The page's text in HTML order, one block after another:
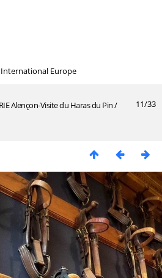
Europe
11/33
Alençon-Visite du Haras du Pin/